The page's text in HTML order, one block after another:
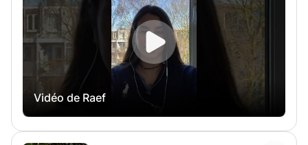
international des lycées en Australie (en anglais), concours
et classes préparatoires universitaires médicales ou 1ère
et 2ème années universitaires ou aux élèves de CNED
pour l'année académique 2022/2023 soit à domicile soit
par internet online par méthode de classe virtuelle (par un
lien qui sert comme tableau et écran de projection et
écriture par le professeur et l'élève plus zoom ou skype).
Pour plus de renseignements, n'hésitez pas à me
Vidéo de Raef